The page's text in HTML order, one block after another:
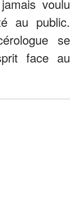
voulu
au public.
se
face au